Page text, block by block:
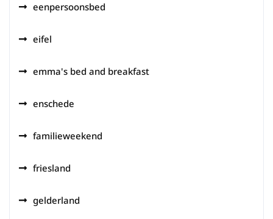
eenpersoonsbed
eifel
emma's bed and breakfast
enschede
familieweekend
friesland
gelderland